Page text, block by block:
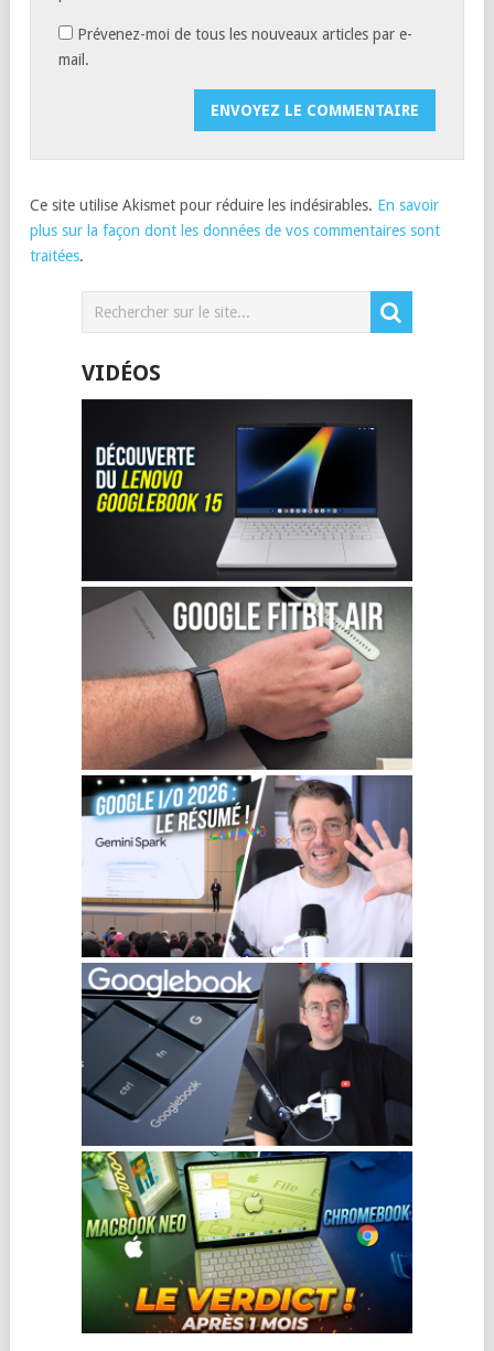
Prévenez-moi de tous les nouveaux articles par e-
mail.
Ce site utilise Akismet pour réduire les indésirables. En savoir
plus sur la façon dont les données de vos commentaires sont
traitées.
VIDÉOS